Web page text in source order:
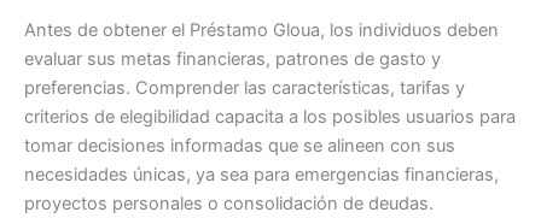
Antes de obtener el Préstamo Gloua, los individuos deben
evaluar sus metas financieras, patrones de gasto y
preferencias. Comprender las características, tarifas y
criterios de elegibilidad capacita a los posibles usuarios para
tomar decisiones informadas que se alineen con sus
necesidades únicas, ya sea para emergencias financieras,
proyectos personales o consolidación de deudas.